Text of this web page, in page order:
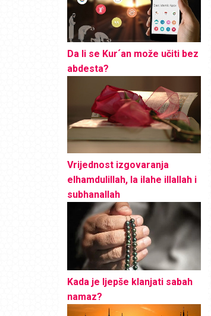
Da li se Kur´an može učiti bez
abdesta?
Vrijednost izgovaranja
elhamdulillah, la ilahe illallah i
subhanallah
Kada je ljepše klanjati sabah
namaz?